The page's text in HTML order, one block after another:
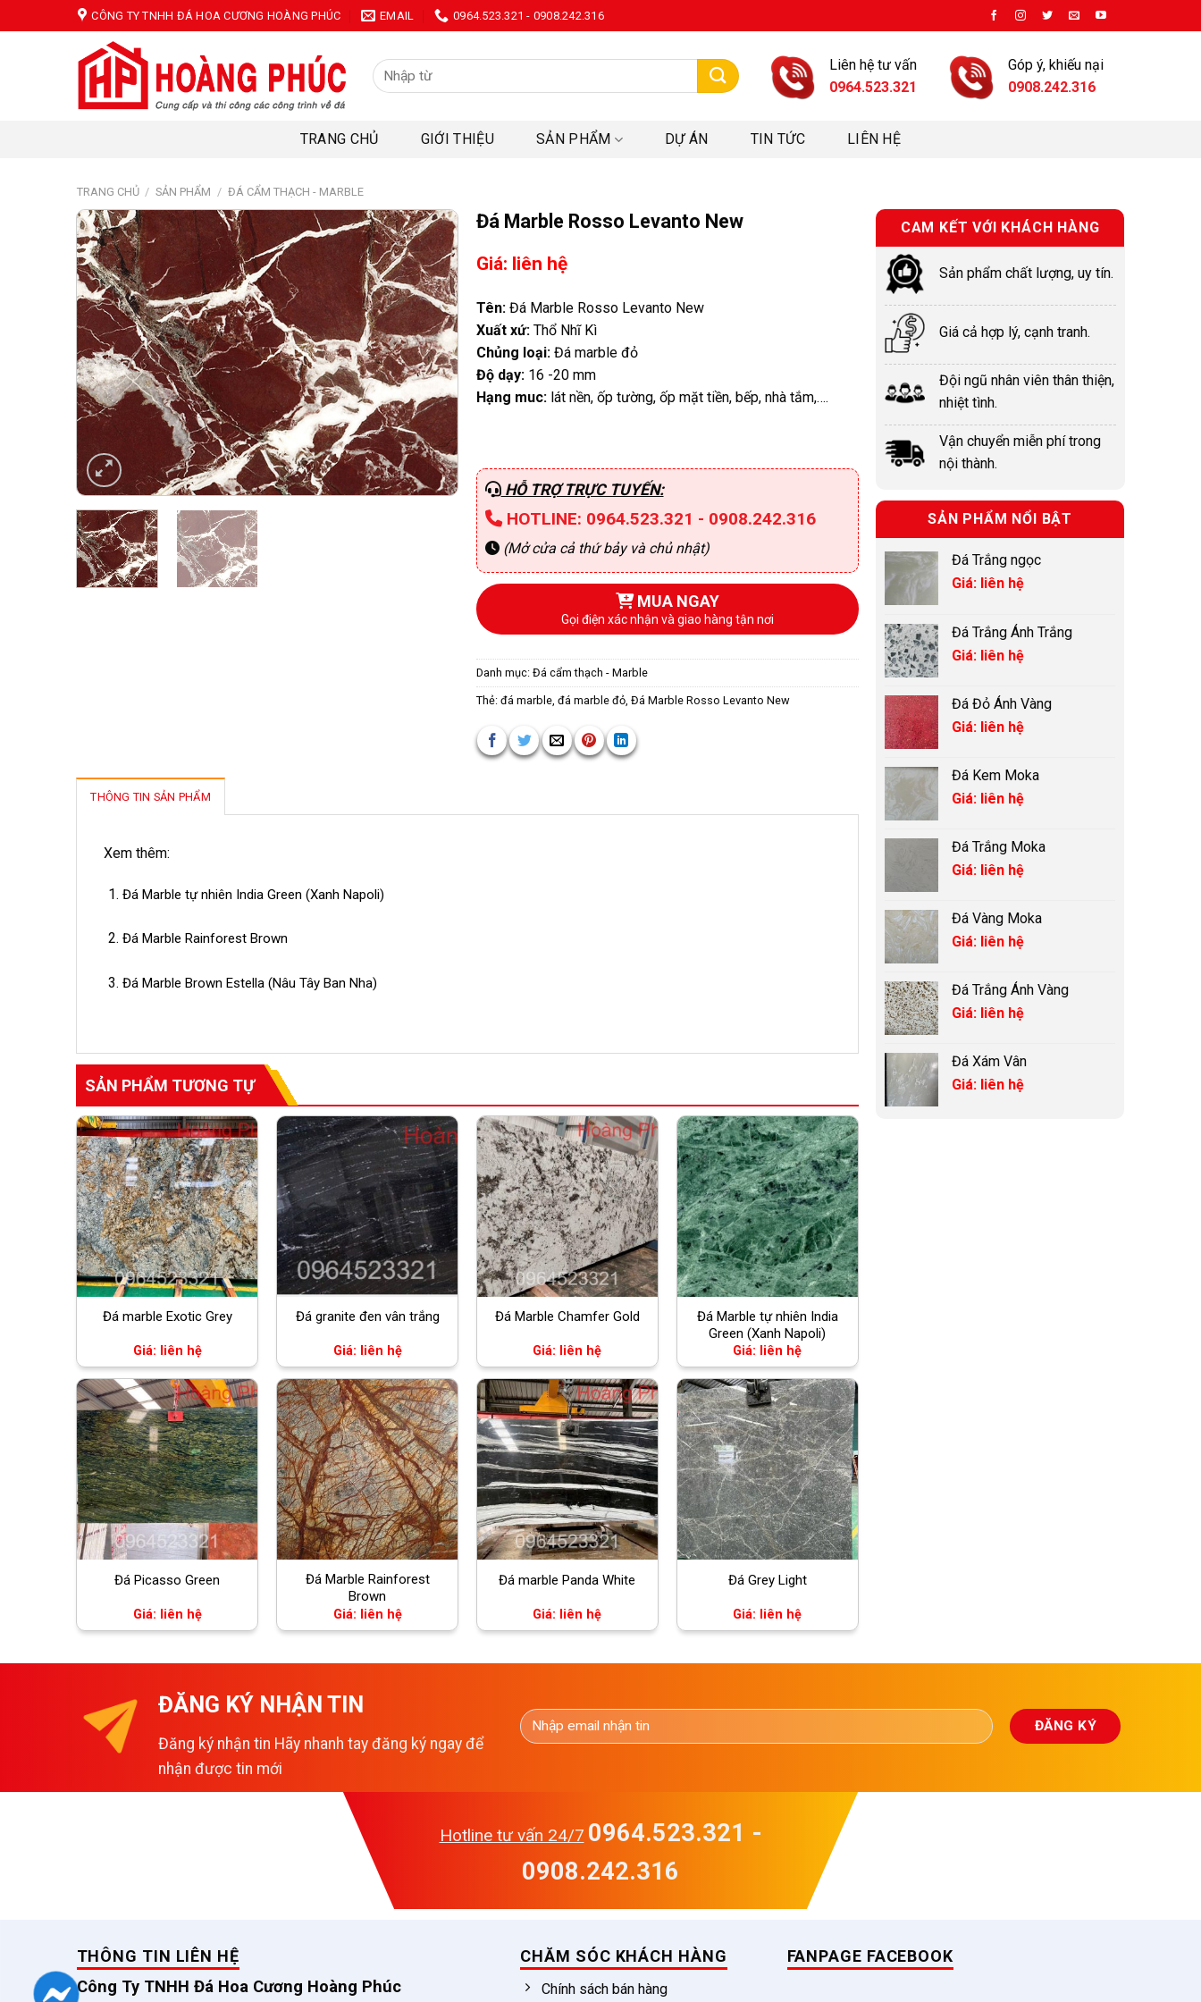
to
CÔNG TY TNHH ĐÁ HOA CƯƠNG HOÀNG PHÚC EMAIL 0964.523.321 - 0908.242.316
Tìm
kiếm:
Liên hệ tư vấn
0964.523.321
Góp ý, khiếu nại
0908.242.316
TRANG CHỦ GIỚI THIỆU SẢN PHẨM DỰ ÁN TIN TỨC LIÊN HỆ
TRANG CHỦ / SẢN PHẨM / ĐÁ CẨM THẠCH - MARBLE
Đá Marble Rosso Levanto New
Giá: liên hệ
Tên:Đá Marble Rosso Levanto New
Xuất xứ:Thổ Nhĩ Kì
Chủng loại:Đá marble đỏ
Độ dạy:16 -20 mm
Hạng muc:lát nền, ốp tường, ốp mặt tiền, bếp, nhà tắm,….
HỖ TRỢ TRỰC TUYẾN:
HOTLINE: 0964.523.321 - 0908.242.316
(Mở cửa cả thứ bảy và chủ nhật)
MUA NGAY
Gọi điện xác nhận và giao hàng tận nơi
Danh mục: Đá cẩm thạch - Marble
Thẻ: đá marble, đá marble đỏ, Đá Marble Rosso Levanto New
THÔNG TIN SẢN PHẨM
Xem thêm:
Đá Marble tự nhiên India Green (Xanh Napoli)
Đá Marble Rainforest Brown
Đá Marble Brown Estella (Nâu Tây Ban Nha)
SẢN PHẨM TƯƠNG TỰ
Đá marble Exotic Grey
Giá: liên hệ
Đá granite đen vân trắng
Giá: liên hệ
Đá Marble Chamfer Gold
Giá: liên hệ
Đá Marble tự nhiên India
Green (Xanh Napoli)
Giá: liên hệ
Đá Picasso Green
Giá: liên hệ
Đá Marble Rainforest
Brown
Giá: liên hệ
Đá marble Panda White
Giá: liên hệ
Đá Grey Light
Giá: liên hệ
CAM KẾT VỚI KHÁCH HÀNG
Sản phẩm chất lượng, uy tín.
Giá cả hợp lý, cạnh tranh.
Đội ngũ nhân viên thân thiện,
nhiệt tình.
Vận chuyển miễn phí trong
nội thành.
SẢN PHẨM NỔI BẬT
Đá Trắng ngọc
Giá: liên hệ
Đá Trắng Ánh Trắng
Giá: liên hệ
Đá Đỏ Ánh Vàng
Giá: liên hệ
Đá Kem Moka
Giá: liên hệ
Đá Trắng Moka
Giá: liên hệ
Đá Vàng Moka
Giá: liên hệ
Đá Trắng Ánh Vàng
Giá: liên hệ
Đá Xám Vân
Giá: liên hệ
ĐĂNG KÝ NHẬN TIN
Đăng ký nhận tin Hãy nhanh tay đăng ký ngay để
nhận được tin mới
Hotline tư vấn 24/7 0964.523.321 -
0908.242.316
THÔNG TIN LIÊN HỆ
Công Ty TNHH Đá Hoa Cương Hoàng Phúc
CHĂM SÓC KHÁCH HÀNG
Chính sách bán hàng
FANPAGE FACEBOOK